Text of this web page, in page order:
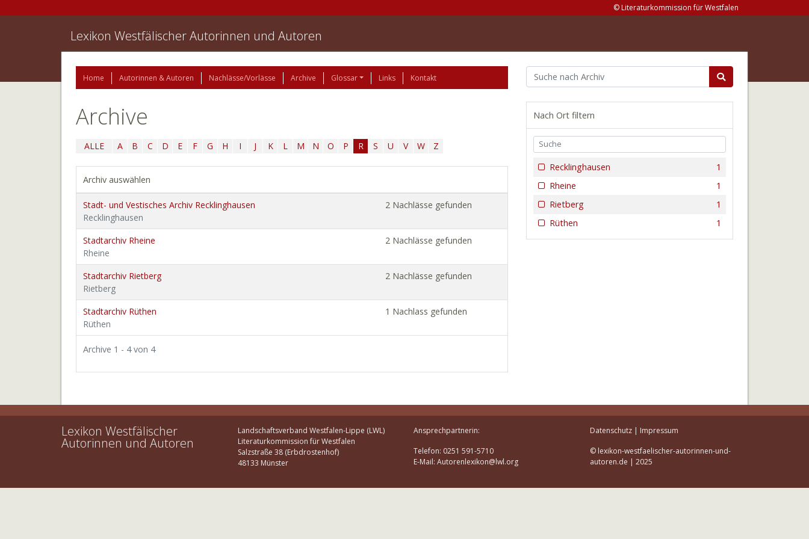
© Literaturkommission für Westfalen
Lexikon Westfälischer Autorinnen und Autoren
Home Autorinnen & Autoren Nachlässe/Vorlässe Archive Glossar Links Kontakt
Archive
ALLE A B C D E F G H I J K L M N O P R S U V W Z
Archiv auswählen
Stadt- und Vestisches Archiv Recklinghausen
Recklinghausen
2 Nachlässe gefunden
Stadtarchiv Rheine
Rheine
2 Nachlässe gefunden
Stadtarchiv Rietberg
Rietberg
2 Nachlässe gefunden
Stadtarchiv Rüthen
Rüthen
1 Nachlass gefunden
Archive 1 - 4 von 4
Nach Ort filtern
1
Recklinghausen
1
Rheine
1
Rietberg
1
Rüthen
Lexikon Westfälischer
Autorinnen und Autoren
Landschaftsverband Westfalen-Lippe (LWL)
Literaturkommission für Westfalen
Salzstraße 38 (Erbdrostenhof)
48133 Münster
Ansprechpartnerin:
Telefon: 0251 591-5710
E-Mail: Autorenlexikon@lwl.org
Datenschutz| Impressum
© lexikon-westfaelischer-autorinnen-und-
autoren.de | 2025